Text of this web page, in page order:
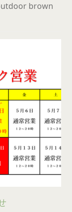
brown